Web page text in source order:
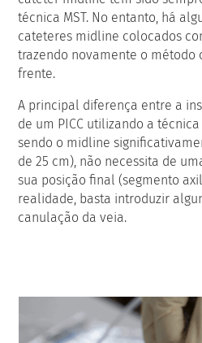
técnica MST. No entanto, há
cateteres midline colocados
trazendo novamente o método
frente.
A principal diferença entre a
de um PICC utilizando a
sendo o midline
de 25 cm), não necessita de
sua posição final (segmento
realidade, basta introduzir
canulação da veia.